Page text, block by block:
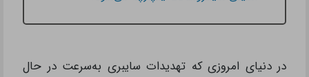
در دنیای امروزی که تهدیدات سایبری به‌سرعت در حال